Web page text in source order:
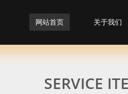
网站首页 关于我们
SERVICE